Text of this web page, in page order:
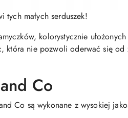
małych serduszek!
kolorystycznie
nie pozwoli oderwać się od
Co
Co są wykonane z wysokiej